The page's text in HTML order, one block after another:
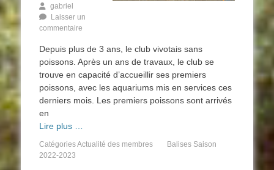
gabriel
Laisser un
commentaire
Depuis plus de 3 ans, le club vivotais sans
poissons. Après un ans de travaux, le club se
trouve en capacité d’accueillir ses premiers
poissons, avec les aquariums mis en services ces
derniers mois. Les premiers poissons sont arrivés
en
Lire plus …
CatégoriesActualité des membres Balises Saison
2022-2023